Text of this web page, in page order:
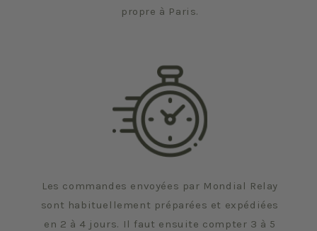
propre à Paris.
Les commandes envoyées par Mondial Relay
sont habituellement préparées et expédiées
en 2 à 4 jours. Il faut ensuite compter 3 à 5